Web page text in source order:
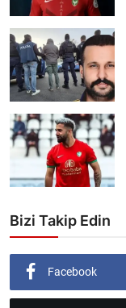
Bizi Takip Edin
Facebook